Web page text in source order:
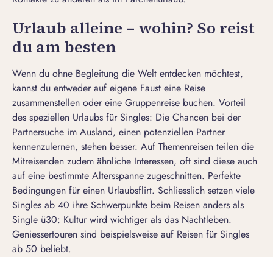
Urlaub alleine – wohin? So reist
du am besten
Wenn du ohne Begleitung die Welt entdecken möchtest,
kannst du entweder auf eigene Faust eine Reise
zusammenstellen oder eine Gruppenreise buchen. Vorteil
des speziellen Urlaubs für Singles: Die Chancen bei der
Partnersuche im Ausland, einen potenziellen Partner
kennenzulernen, stehen besser. Auf Themenreisen teilen die
Mitreisenden zudem ähnliche Interessen, oft sind diese auch
auf eine bestimmte Altersspanne zugeschnitten. Perfekte
Bedingungen für einen Urlaubsflirt. Schliesslich setzen viele
Singles ab 40 ihre Schwerpunkte beim Reisen anders als
Single ü30: Kultur wird wichtiger als das Nachtleben.
Geniessertouren sind beispielsweise auf Reisen fürSingles
ab 50 beliebt.